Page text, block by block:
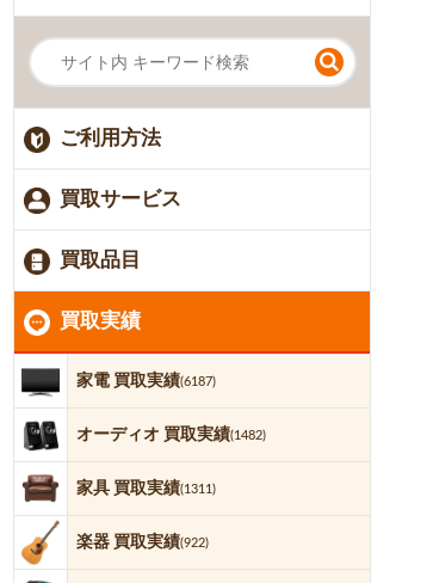
ご利用方法
買取サービス
買取品目
買取実績
家電 買取実績(6187)
オーディオ 買取実績(1482)
家具 買取実績(1311)
楽器 買取実績(922)